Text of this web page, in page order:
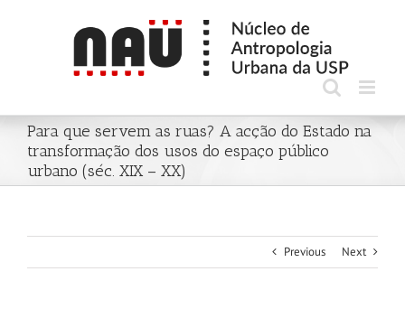
Para que servem as ruas? A acção do Estado na
transformação dos usos do espaço público
urbano (séc. XIX – XX)
Previous Next